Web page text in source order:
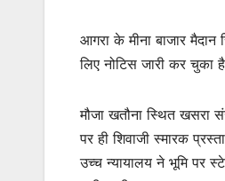
आगरा के मीना बाजार
लिए नोटिस जारी कर चुका
मौजा खतौना स्थित खसरा
पर ही शिवाजी स्मारक
उच्च न्यायालय ने भूमि पर